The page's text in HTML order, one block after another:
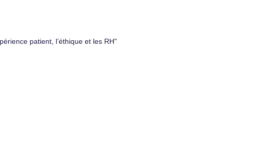
patient, l’éthique et les RH"